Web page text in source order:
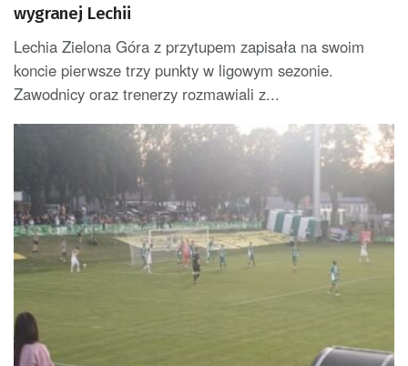
wygranej Lechii
Lechia Zielona Góra z przytupem zapisała na swoim
koncie pierwsze trzy punkty w ligowym sezonie.
Zawodnicy oraz trenerzy rozmawiali z...